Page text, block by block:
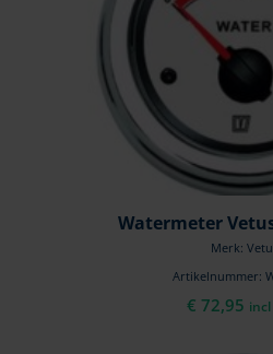
Watermeter
Merk:
Artikelnummer:
€ 72,95 incl